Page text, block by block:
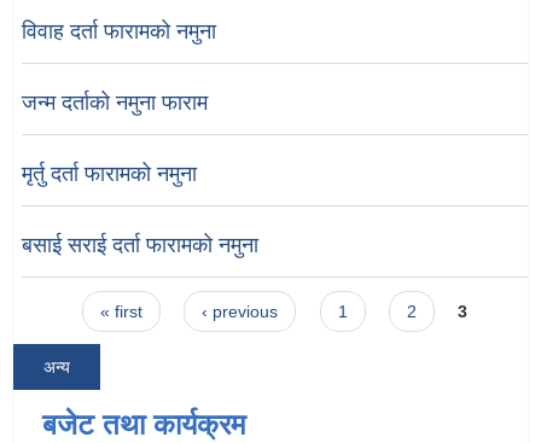
विवाह दर्ता फारामको नमुना
जन्म दर्ताको नमुना फाराम
मृर्तु दर्ता फारामको नमुना
बसाई सराई दर्ता फारामको नमुना
Pages« first ‹ previous 1 2 3
अन्य
बजेट तथा कार्यक्रम